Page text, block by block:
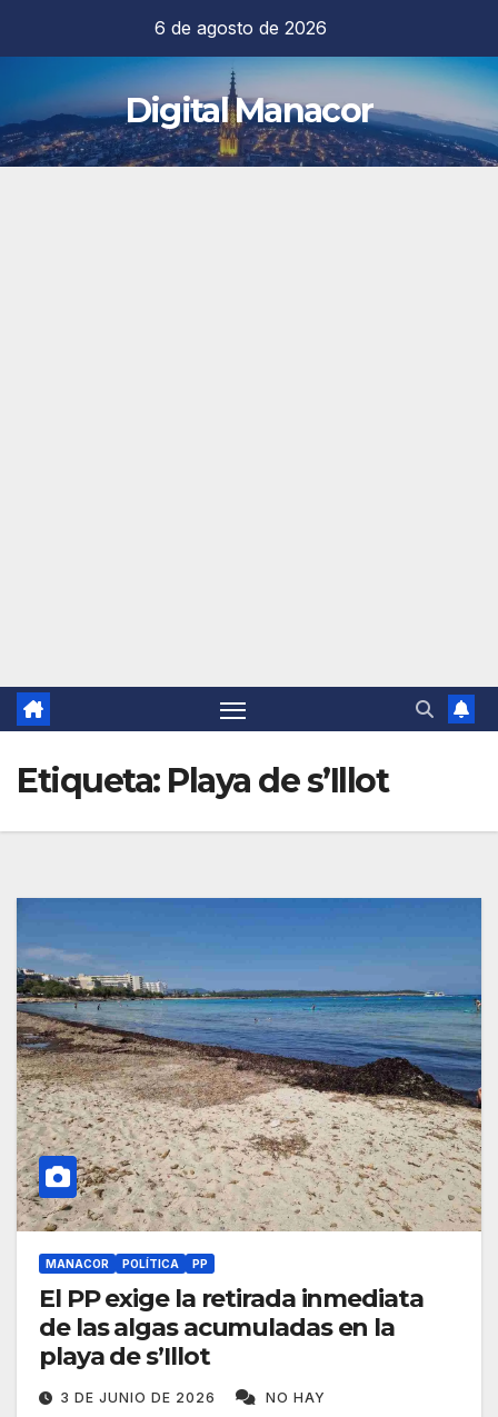
contenido
6 de agosto de 2026
Digital Manacor
Etiqueta: Playa de s’Illot
MANACOR POLÍTICA PP
El PP exige la retirada inmediata
de las algas acumuladas en la
playa de s’Illot
3 DE JUNIO DE 2026
NO HAY